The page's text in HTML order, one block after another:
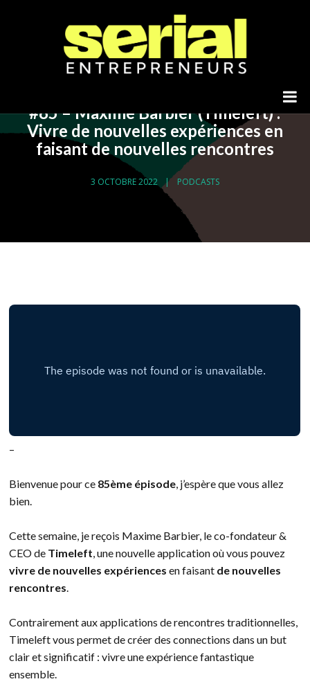
#85 – Maxime Barbier (Timeleft) :
Vivre de nouvelles expériences en
faisant de nouvelles rencontres
3 OCTOBRE 2022 PODCASTS
–
Bienvenue pour ce 85ème épisode, j’espère que vous allez
bien.
Cette semaine, je reçois Maxime Barbier, le co-fondateur &
CEO de Timeleft, une nouvelle application où vous pouvez
vivre de nouvelles expériences en faisant de nouvelles
rencontres.
Contrairement aux applications de rencontres traditionnelles,
Timeleft vous permet de créer des connections dans un but
clair et significatif : vivre une expérience fantastique
ensemble.